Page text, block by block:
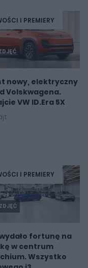
I PREMIERY
nowy, elektryczny
Volskwagena.
VW ID.Era 5X
I PREMIERY
fortunę na
w centrum
Wszystko